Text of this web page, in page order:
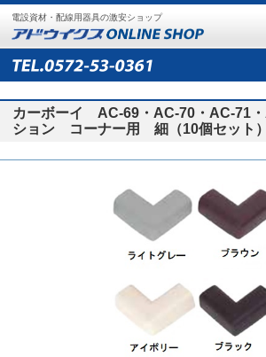
電設資材・配線用器具の激安ショップ
カーボーイ AC-69・AC-70・AC-71
ション コーナー用 細（10個セット）